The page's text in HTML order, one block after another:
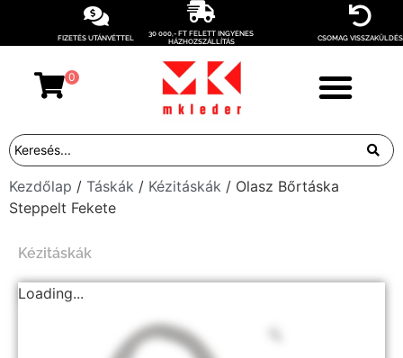
FIZETÉS UTÁNVÉTTEL
30 000,- FT FELETT INGYENES
HÁZHOZSZÁLLÍTÁS
CSOMAG VISSZAKÜLDÉS
0
Kezdőlap / Táskák / Kézitáskák / Olasz Bőrtáska
Steppelt Fekete
Kézitáskák
Loading...